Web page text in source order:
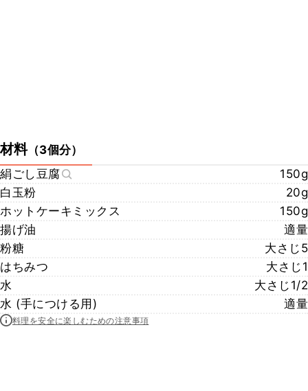
材料（3個分）
絹ごし豆腐
150g
白玉粉
20g
ホットケーキミックス
150g
揚げ油
適量
粉糖
大さじ5
はちみつ
大さじ1
水
大さじ1/2
水 (手につける用)
適量
料理を安全に楽しむための注意事項